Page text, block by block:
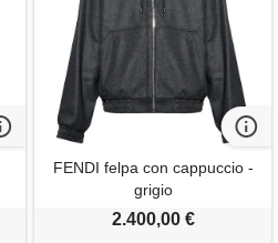
FENDI felpa con cappuccio -
grigio
2.400,00 €